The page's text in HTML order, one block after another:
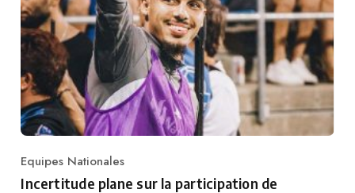
Category
Equipes Nationales
Incertitude plane sur la participation de